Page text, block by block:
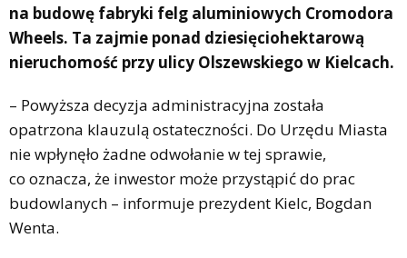
na budowę fabryki felg aluminiowych Cromodora
Wheels. Ta zajmie ponad dziesięciohektarową
nieruchomość przy ulicy Olszewskiego w Kielcach.
– Powyższa decyzja administracyjna została
opatrzona klauzulą ostateczności. Do Urzędu Miasta
nie wpłynęło żadne odwołanie w tej sprawie,
co oznacza, że inwestor może przystąpić do prac
budowlanych – informuje prezydent Kielc, Bogdan
Wenta.